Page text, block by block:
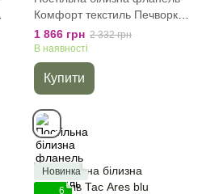
Комфорт текстиль Печворк
зелений, Turkish flannel,
Зелений, 50х70см (2шт),
Полуторний, 145х215 см,
145х220 см
1 866 грн 2 332 грн
В наявності
Купити
Новинка
6